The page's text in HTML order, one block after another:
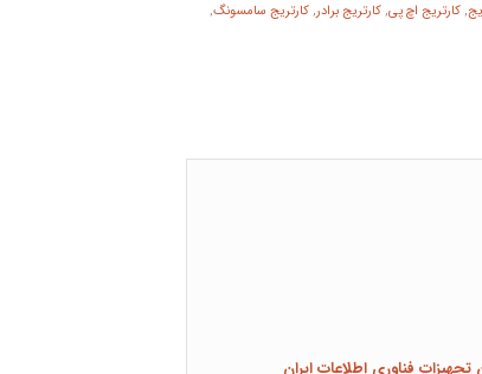
,کارتریج اچ پی,کارتریج برادر,کارتریج سامسونگ,